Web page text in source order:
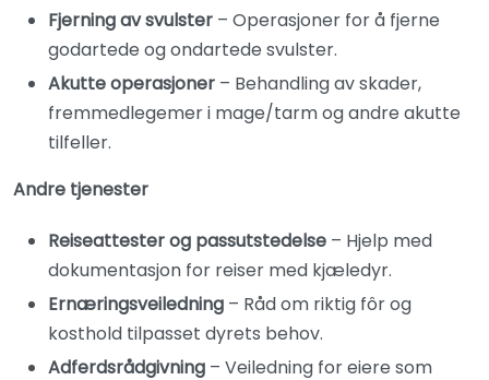
Fjerning av svulster – Operasjoner for å fjerne
godartede og ondartede svulster.
Akutte operasjoner – Behandling av skader,
fremmedlegemer i mage/tarm og andre akutte
tilfeller.
Andre tjenester
Reiseattester og passutstedelse – Hjelp med
dokumentasjon for reiser med kjæledyr.
Ernæringsveiledning – Råd om riktig fôr og
kosthold tilpasset dyrets behov.
Adferdsrådgivning – Veiledning for eiere som